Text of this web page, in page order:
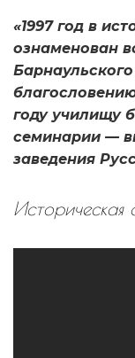
«1997 год в
ознаменован
году училищу
семинарии —
заведения
Историческая